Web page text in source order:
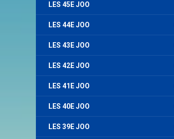
LES 45E JOO
LES 44E JOO
LES 43E JOO
LES 42E JOO
LES 41E JOO
LES 40E JOO
LES 39E JOO